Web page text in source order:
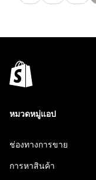
หมวดหมู่แอป
ช่องทางการขาย
การหาสินค้า